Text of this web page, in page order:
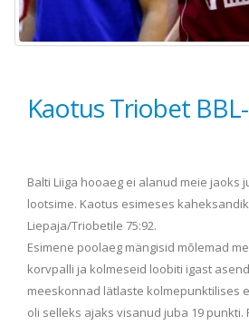
Kaotus Triobet
Balti Liiga hooaeg ei alanud meie jaoks
lootsime. Kaotus esimeses
Liepaja/Triobetile 75:92.
Esimene poolaeg mängisid mõlemad
korvpalli ja kolmeseid loobiti igast
meeskonnad lätlaste kolmepunktilises
oli selleks ajaks visanud juba 19 punkti.